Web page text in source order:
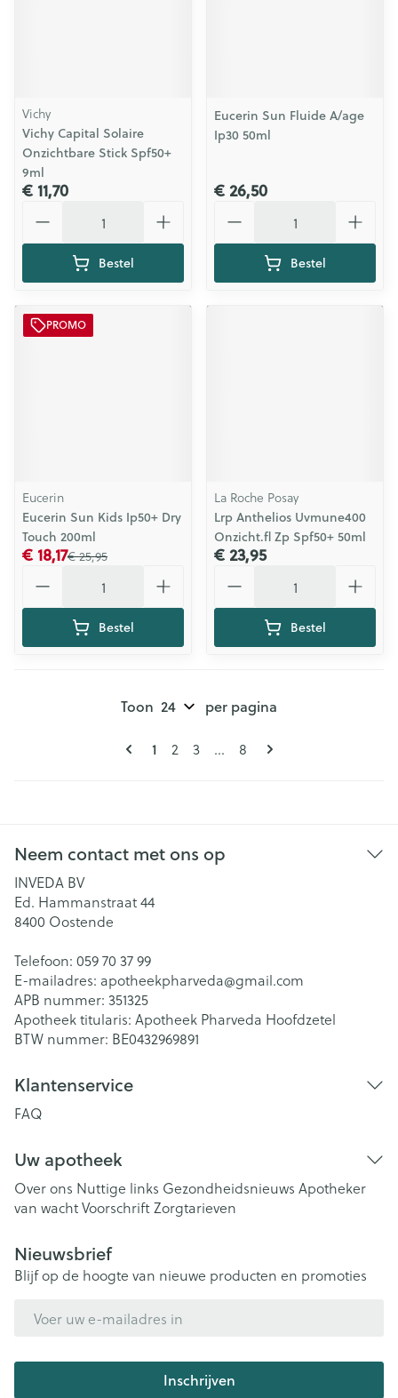
Vichy
Vichy Capital Solaire
Onzichtbare Stick Spf50+
9ml
€ 11,70
Bestel
Eucerin Sun Fluide A/age
Ip30 50ml
€ 26,50
Bestel
PROMO
Eucerin
Eucerin Sun Kids Ip50+ Dry
Touch 200ml
€ 25,95
€ 18,17
Bestel
La Roche Posay
Lrp Anthelios Uvmune400
Onzicht.fl Zp Spf50+ 50ml
€ 23,95
Bestel
Pagina's
U lees momenteel pagina
1 Pagina
2 Pagina
3 ... Pagina
8
Toon per pagina
Neem contact met ons op
INVEDA BV
Ed. Hammanstraat 44
8400 Oostende
Telefoon: 059 70 37 99
E-mailadres: apotheekpharveda@gmail.com
APB nummer: 351325
Apotheek titularis: Apotheek Pharveda Hoofdzetel
BTW nummer: BE0432969891
Klantenservice
FAQ
Uw apotheek
Over ons Nuttige links Gezondheidsnieuws Apotheker
van wachtVoorschriftZorgtarieven
Nieuwsbrief
Blijf op de hoogte van nieuwe producten en promoties
Inschrijven